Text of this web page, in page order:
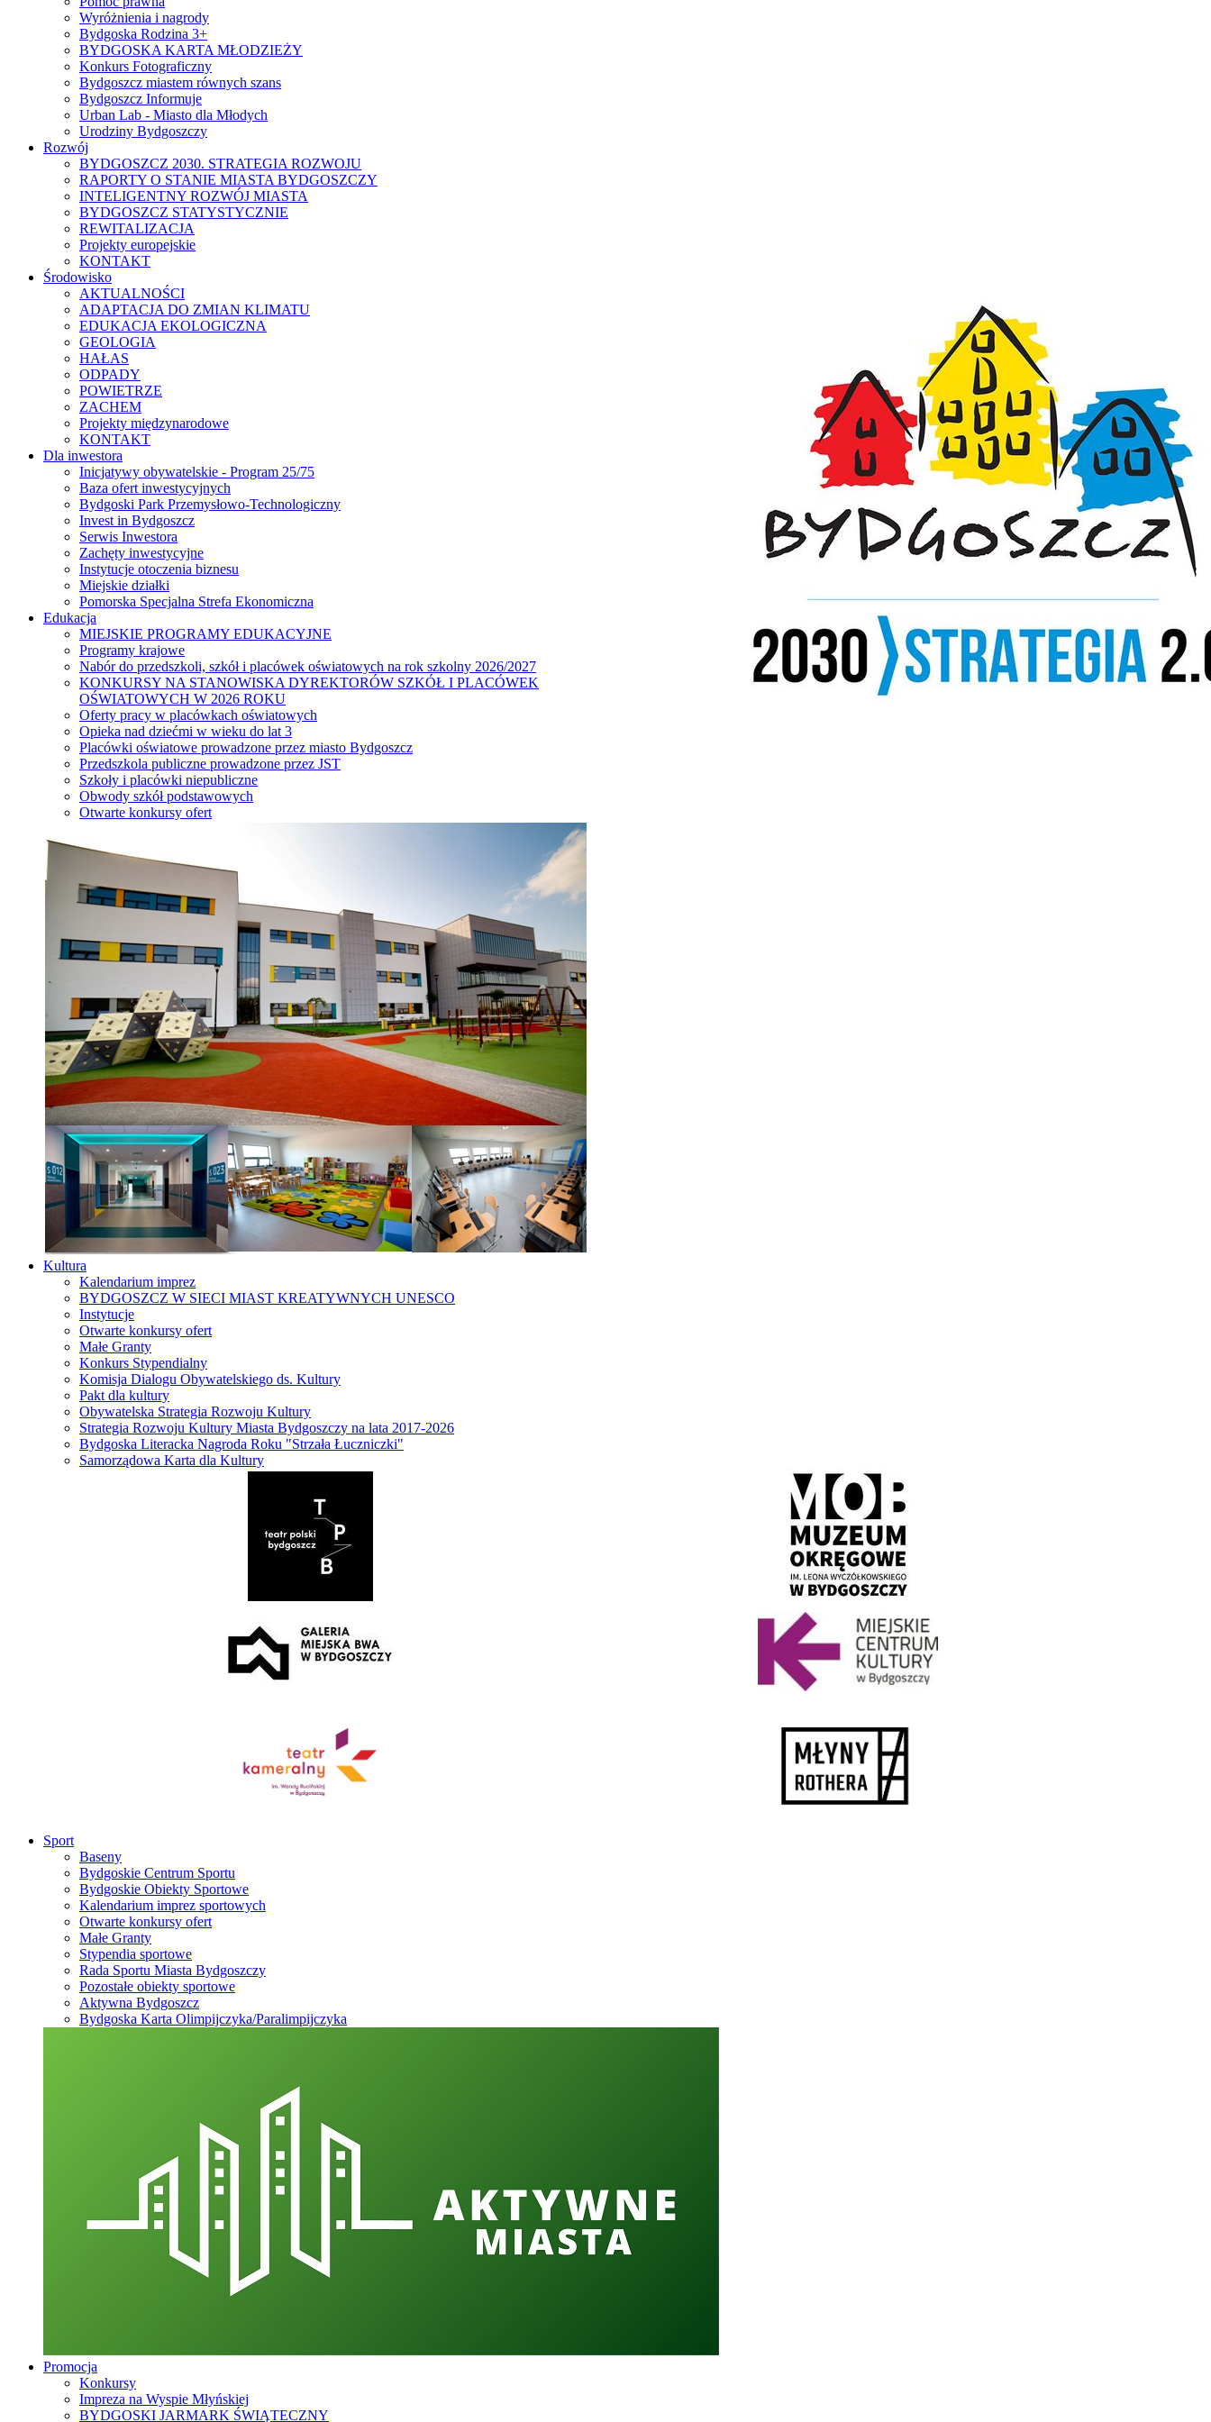
Wyróżnienia i nagrody
Bydgoska Rodzina 3+
BYDGOSKA KARTA MŁODZIEŻY
Konkurs Fotograficzny
Bydgoszcz miastem równych szans
Bydgoszcz Informuje
Urban Lab - Miasto dla Młodych
Urodziny Bydgoszczy
Rozwój
BYDGOSZCZ 2030. STRATEGIA ROZWOJU
RAPORTY O STANIE MIASTA BYDGOSZCZY
INTELIGENTNY ROZWÓJ MIASTA
BYDGOSZCZ STATYSTYCZNIE
REWITALIZACJA
Projekty europejskie
KONTAKT
Środowisko
AKTUALNOŚCI
ADAPTACJA DO ZMIAN KLIMATU
EDUKACJA EKOLOGICZNA
GEOLOGIA
HAŁAS
ODPADY
POWIETRZE
ZACHEM
Projekty międzynarodowe
KONTAKT
Dla inwestora
Inicjatywy obywatelskie - Program 25/75
Baza ofert inwestycyjnych
Bydgoski Park Przemysłowo-Technologiczny
Invest in Bydgoszcz
Serwis Inwestora
Zachęty inwestycyjne
Instytucje otoczenia biznesu
Miejskie działki
Pomorska Specjalna Strefa Ekonomiczna
Edukacja
MIEJSKIE PROGRAMY EDUKACYJNE
Programy krajowe
Nabór do przedszkoli, szkół i placówek oświatowych na rok szkolny 2026/2027
KONKURSY NA STANOWISKA DYREKTORÓW SZKÓŁ I PLACÓWEK
OŚWIATOWYCH W 2026 ROKU
Oferty pracy w placówkach oświatowych
Opieka nad dziećmi w wieku do lat 3
Placówki oświatowe prowadzone przez miasto Bydgoszcz
Przedszkola publiczne prowadzone przez JST
Szkoły i placówki niepubliczne
Obwody szkół podstawowych
Otwarte konkursy ofert
Kultura
Kalendarium imprez
BYDGOSZCZ W SIECI MIAST KREATYWNYCH UNESCO
Instytucje
Otwarte konkursy ofert
Małe Granty
Konkurs Stypendialny
Komisja Dialogu Obywatelskiego ds. Kultury
Pakt dla kultury
Obywatelska Strategia Rozwoju Kultury
Strategia Rozwoju Kultury Miasta Bydgoszczy na lata 2017-2026
Bydgoska Literacka Nagroda Roku "Strzała Łuczniczki"
Samorządowa Karta dla Kultury
Sport
Baseny
Bydgoskie Centrum Sportu
Bydgoskie Obiekty Sportowe
Kalendarium imprez sportowych
Otwarte konkursy ofert
Małe Granty
Stypendia sportowe
Rada Sportu Miasta Bydgoszczy
Pozostałe obiekty sportowe
Aktywna Bydgoszcz
Bydgoska Karta Olimpijczyka/Paralimpijczyka
Promocja
Konkursy
Impreza na Wyspie Młyńskiej
BYDGOSKI JARMARK ŚWIĄTECZNY